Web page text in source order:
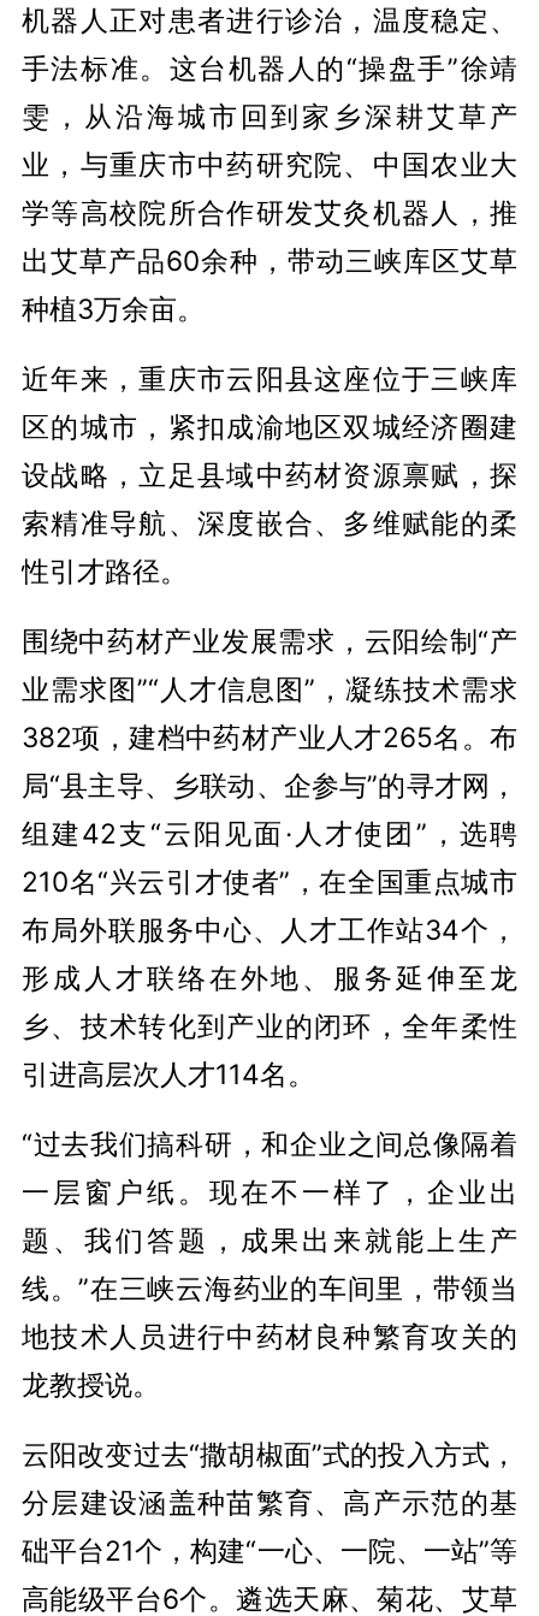
机器人正对患者进行诊治，温度稳定、
手法标准。这台机器人的“操盘手”徐靖
雯，从沿海城市回到家乡深耕艾草产
业，与重庆市中药研究院、中国农业大
学等高校院所合作研发艾灸机器人，推
出艾草产品60余种，带动三峡库区艾草
种植3万余亩。
近年来，重庆市云阳县这座位于三峡库
区的城市，紧扣成渝地区双城经济圈建
设战略，立足县域中药材资源禀赋，探
索精准导航、深度嵌合、多维赋能的柔
性引才路径。
围绕中药材产业发展需求，云阳绘制“产
业需求图”“人才信息图”，凝练技术需求
382项，建档中药材产业人才265名。布
局“县主导、乡联动、企参与”的寻才网，
组建42支“云阳见面·人才使团”，选聘
210名“兴云引才使者”，在全国重点城市
布局外联服务中心、人才工作站34个，
形成人才联络在外地、服务延伸至龙
乡、技术转化到产业的闭环，全年柔性
引进高层次人才114名。
“过去我们搞科研，和企业之间总像隔着
一层窗户纸。现在不一样了，企业出
题、我们答题，成果出来就能上生产
线。”在三峡云海药业的车间里，带领当
地技术人员进行中药材良种繁育攻关的
龙教授说。
云阳改变过去“撒胡椒面”式的投入方式，
分层建设涵盖种苗繁育、高产示范的基
础平台21个，构建“一心、一院、一站”等
高能级平台6个。遴选天麻、菊花、艾草